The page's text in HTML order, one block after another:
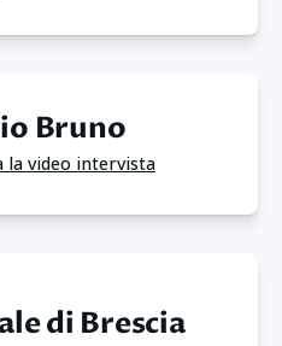
Bruno
la video intervista
di Brescia